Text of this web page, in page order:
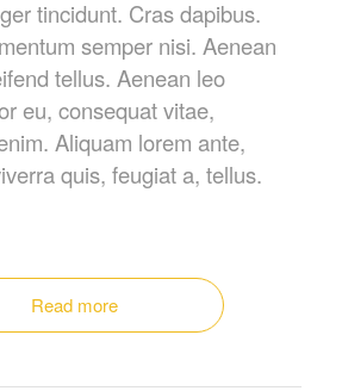
tincidunt. Cras dapibus.
semper nisi. Aenean
tellus. Aenean leo
eu, consequat vitae,
Aliquam lorem ante,
quis, feugiat a, tellus.
Read more